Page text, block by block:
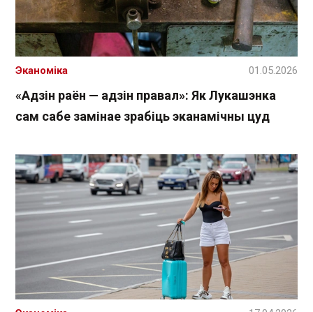
«Адзін раён — адзін правал»: Як Лукашэнка
сам сабе замінае зрабіць эканамічны цуд
Эканоміка 01.05.2026